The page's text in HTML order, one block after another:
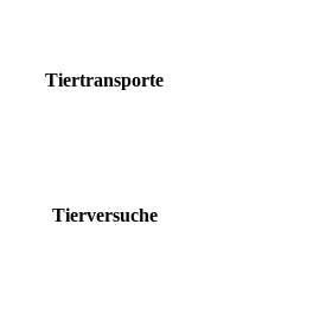
Tiertransporte
Tierversuche